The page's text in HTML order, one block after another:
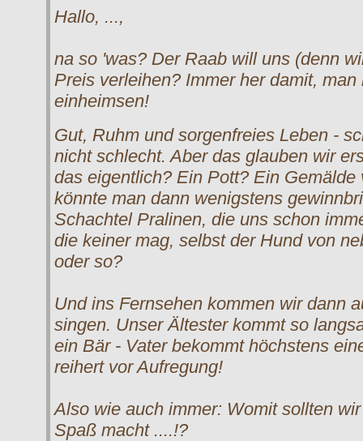
Hallo, ...,
na so 'was? Der Raab will uns (denn
Preis verleihen? Immer her damit,
einheimsen!
Gut, Ruhm und sorgenfreies Leben -
nicht schlecht. Aber das glauben wir
das eigentlich? Ein Pott? Ein
könnte man dann wenigstens
Schachtel Pralinen, die uns schon
die keiner mag, selbst der Hund von
oder so?
Und ins Fernsehen kommen wir dann
singen. Unser Ältester kommt so
ein Bär - Vater bekommt höchstens
reihert vor Aufregung!
Also wie auch immer: Womit sollten
Spaß macht ....!?